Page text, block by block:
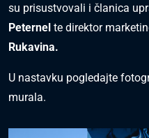
su prisustvovali i članica
Peternel te direktor
Rukavina.
U nastavku pogledajte
murala.